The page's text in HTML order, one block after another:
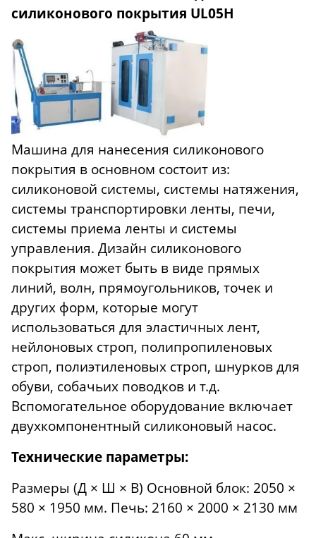
силиконового покрытия UL05H
Машина для нанесения силиконового
покрытия в основном состоит из:
силиконовой системы, системы натяжения,
системы транспортировки ленты, печи,
системы приема ленты и системы
управления. Дизайн силиконового
покрытия может быть в виде прямых
линий, волн, прямоугольников, точек и
других форм, которые могут
использоваться для эластичных лент,
нейлоновых строп, полипропиленовых
строп, полиэтиленовых строп, шнурков для
обуви, собачьих поводков и т.д.
Вспомогательное оборудование включает
двухкомпонентный силиконовый насос.
Технические параметры:
Размеры (Д × Ш × В) Основной блок: 2050 ×
580 × 1950 мм. Печь: 2160 × 2000 × 2130 мм